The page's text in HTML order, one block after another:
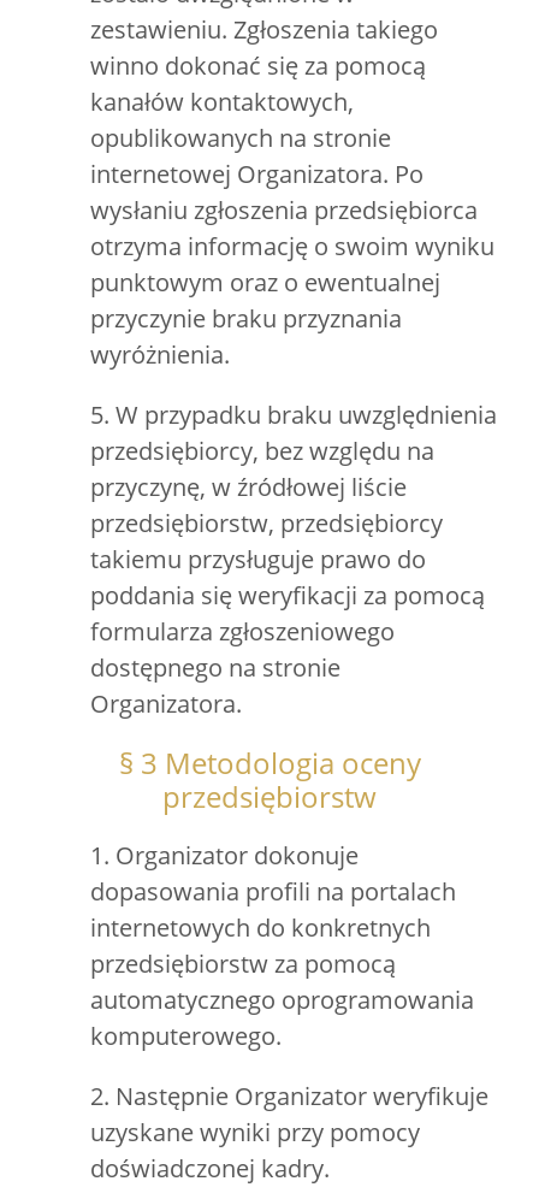
zestawieniu. Zgłoszenia takiego
winno dokonać się za pomocą
kanałów kontaktowych,
opublikowanych na stronie
internetowej Organizatora. Po
wysłaniu zgłoszenia przedsiębiorca
otrzyma informację o swoim wyniku
punktowym oraz o ewentualnej
przyczynie braku przyznania
wyróżnienia.
5. W przypadku braku uwzględnienia
przedsiębiorcy, bez względu na
przyczynę, w źródłowej liście
przedsiębiorstw, przedsiębiorcy
takiemu przysługuje prawo do
poddania się weryfikacji za pomocą
formularza zgłoszeniowego
dostępnego na stronie
Organizatora.
§ 3 Metodologia oceny
przedsiębiorstw
1. Organizator dokonuje
dopasowania profili na portalach
internetowych do konkretnych
przedsiębiorstw za pomocą
automatycznego oprogramowania
komputerowego.
2. Następnie Organizator weryfikuje
uzyskane wyniki przy pomocy
doświadczonej kadry.